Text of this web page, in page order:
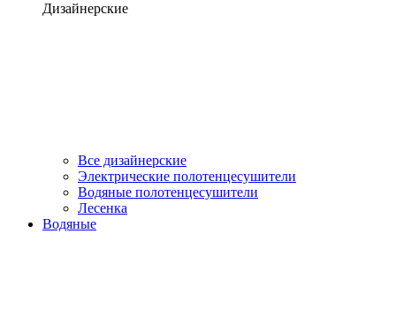
Дизайнерские
Все дизайнерские
Электрические полотенцесушители
Водяные полотенцесушители
Лесенка
Водяные